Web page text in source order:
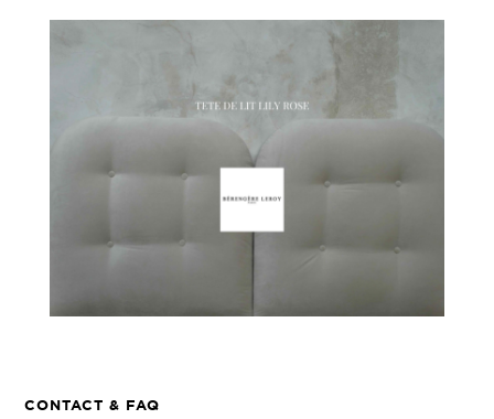
CONTACT & FAQ